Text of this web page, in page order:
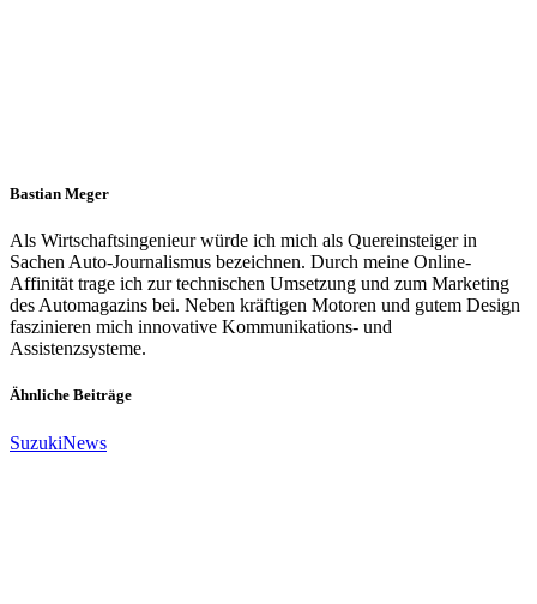
Bastian Meger
Als Wirtschaftsingenieur würde ich mich als Quereinsteiger in
Sachen Auto-Journalismus bezeichnen. Durch meine Online-
Affinität trage ich zur technischen Umsetzung und zum Marketing
des Automagazins bei. Neben kräftigen Motoren und gutem Design
faszinieren mich innovative Kommunikations- und
Assistenzsysteme.
Ähnliche Beiträge
SuzukiNews